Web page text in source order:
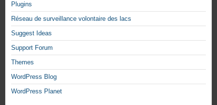
Plugins
Réseau de surveillance volontaire des lacs
Suggest Ideas
Support Forum
Themes
WordPress Blog
WordPress Planet